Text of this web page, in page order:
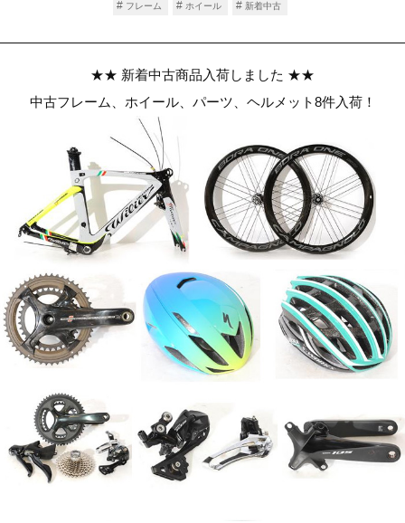
フレーム ホイール 新着中古
★★ 新着中古商品入荷しました ★★
中古フレーム、ホイール、パーツ、ヘルメット8件入荷！